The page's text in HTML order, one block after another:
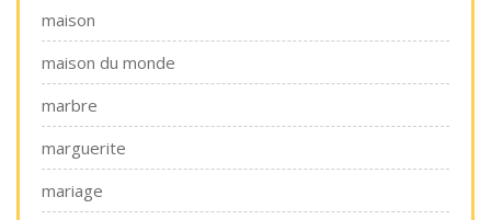
maison
maison du monde
marbre
marguerite
mariage